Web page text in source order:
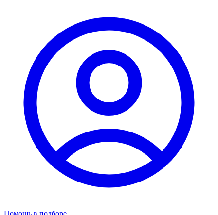
Помощь в подборе